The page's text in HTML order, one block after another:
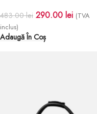
483.00lei 290.00 lei (TVA
inclus)
Adaugă În Coș